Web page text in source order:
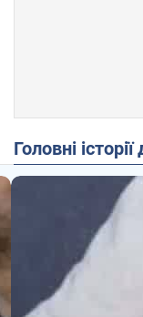
Головні